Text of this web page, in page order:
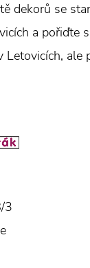
dekorů se
a pořiďte
Letovicích, ale
3